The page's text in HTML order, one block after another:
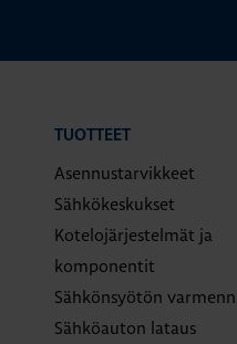
TUOTTEET
Asennustarvikkeet
Sähkökeskukset
Kotelojärjestelmät ja
komponentit
Sähkönsyötön
Sähköauton lataus